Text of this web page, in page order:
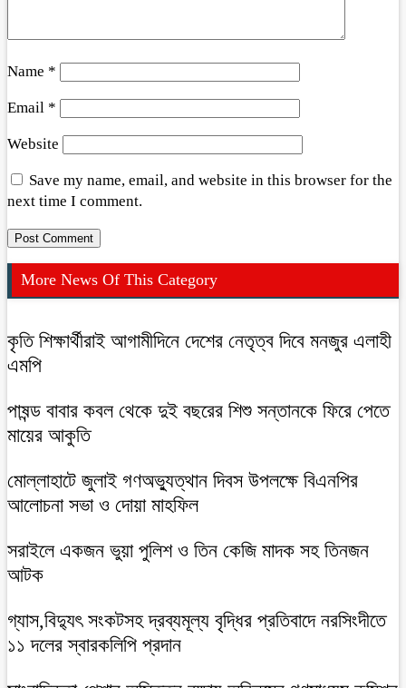
Name *
Email *
Website
Save my name, email, and website in this browser for the
next time I comment.
More News Of This Category
কৃতি শিক্ষার্থীরাই আগামীদিনে দেশের নেতৃত্ব দিবে মনজুর এলাহী
এমপি
পাষন্ড বাবার কবল থেকে দুই বছরের শিশু সন্তানকে ফিরে পেতে
মায়ের আকুতি
মোল্লাহাটে জুলাই গণঅভ্যুত্থান দিবস উপলক্ষে বিএনপির
আলোচনা সভা ও দোয়া মাহফিল
সরাইলে একজন ভুয়া পুলিশ ও তিন কেজি মাদক সহ তিনজন
আটক
গ্যাস,বিদ্যুৎ সংকটসহ দ্রব্যমূল্য বৃদ্ধির প্রতিবাদে নরসিংদীতে
১১ দলের স্বারকলিপি প্রদান